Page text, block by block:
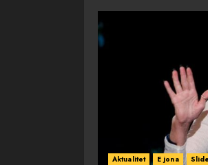
Aktualitet E jona